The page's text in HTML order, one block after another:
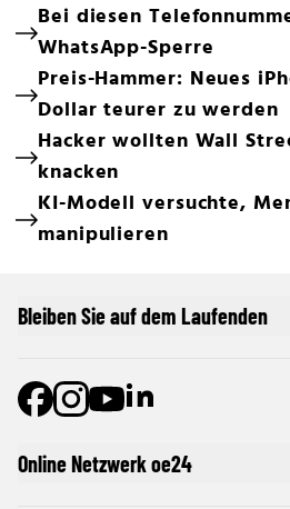
Bei diesen
WhatsApp-Sperre
Preis-Hammer: Neues
Dollar teurer zu werden
Hacker wollten Wall
knacken
KI-Modell versuchte,
manipulieren
Online Netzwerk oe24
Bleiben Sie auf dem Laufenden